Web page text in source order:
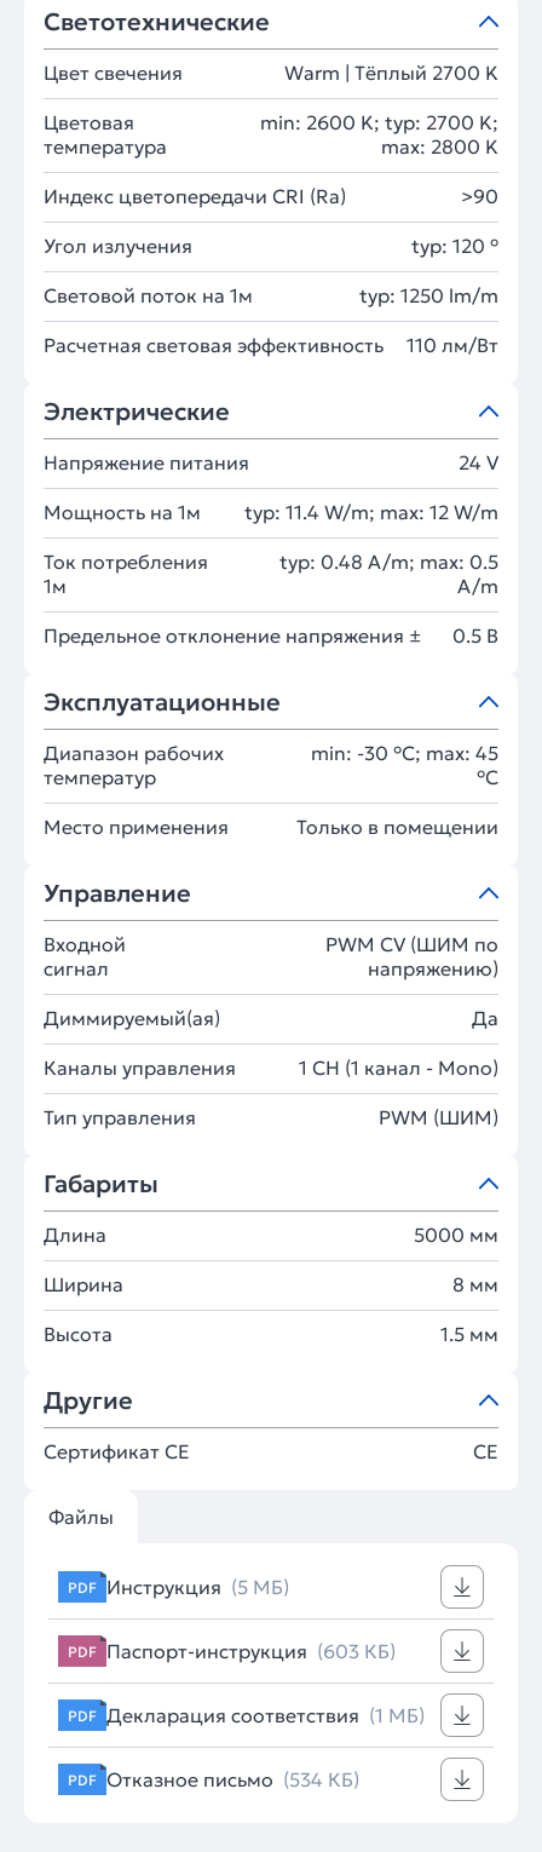
Светотехнические
Цвет свечения Warm | Тёплый 2700 K
Цветовая
температура
min: 2600 K; typ: 2700 K;
max: 2800 K
Индекс цветопередачи CRI (Ra) >90
Угол излучения typ: 120 °
Световой поток на 1м typ: 1250 lm/m
Расчетная световая эффективность 110 лм/Вт
Электрические
Напряжение питания 24 V
Мощность на 1м typ: 11.4 W/m; max: 12 W/m
Ток потребления
1м
typ: 0.48 A/m; max: 0.5
A/m
Предельное отклонение напряжения ± 0.5 В
Эксплуатационные
Диапазон рабочих
температур
min: -30 °C; max: 45
°C
Место применения Только в помещении
Управление
Входной
сигнал
PWM СV (ШИМ по
напряжению)
Диммируемый(ая) Да
Каналы управления 1 CH (1 канал - Mono)
Тип управления PWM (ШИМ)
Габариты
Длина 5000 мм
Ширина 8 мм
Высота 1.5 мм
Другие
Сертификат CE CE
Файлы
PDF Инструкция (5 МБ)
PDF Паспорт-инструкция (603 КБ)
PDF Декларация соответствия (1 МБ)
PDF Отказное письмо (534 КБ)